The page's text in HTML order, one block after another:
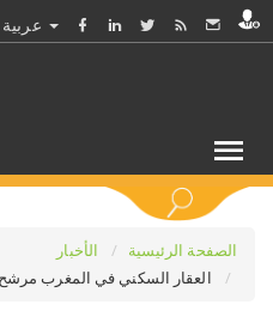
الصفحة الرئيسية
الأخبار
العقار السكني في المغرب